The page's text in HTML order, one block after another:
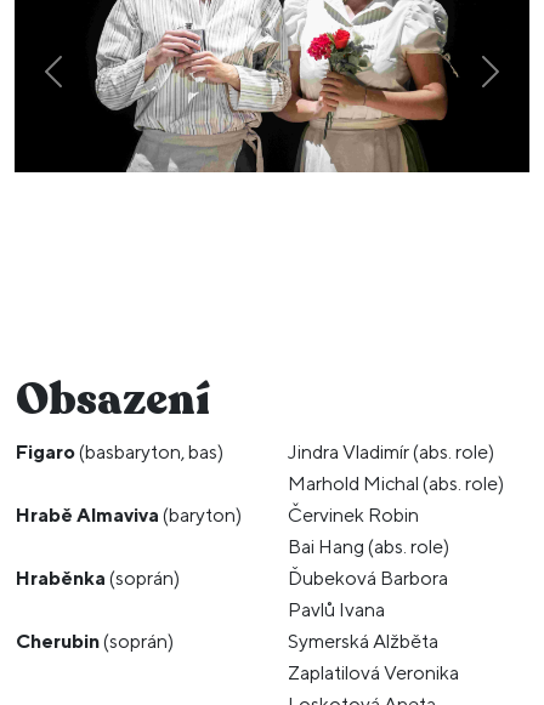
Previous Next
Obsazení
Figaro(basbaryton, bas)
Jindra Vladimír (abs. role)
Marhold Michal (abs. role)
Hrabě Almaviva(baryton)
Červinek Robin
Bai Hang (abs. role)
Hraběnka(soprán)
Ďubeková Barbora
Pavlů Ivana
Cherubin(soprán)
Symerská Alžběta
Zaplatilová Veronika